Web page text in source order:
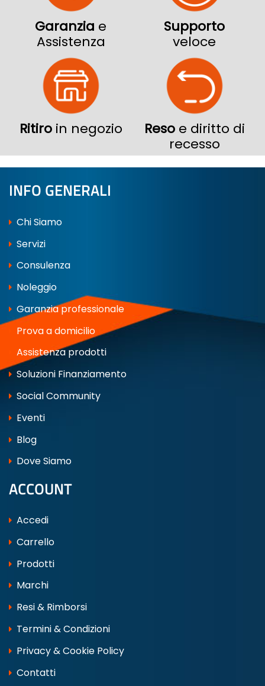
Garanzia e
Assistenza
Supporto
veloce
Ritiro in negozio Resoe diritto di
recesso
INFO GENERALI
Chi Siamo
Servizi
Consulenza
Noleggio
Garanzia professionale
Prova a domicilio
Assistenza prodotti
Soluzioni Finanziamento
Social Community
Eventi
Blog
Dove Siamo
ACCOUNT
Accedi
Carrello
Prodotti
Marchi
Resi & Rimborsi
Termini & Condizioni
Privacy & Cookie Policy
Contatti